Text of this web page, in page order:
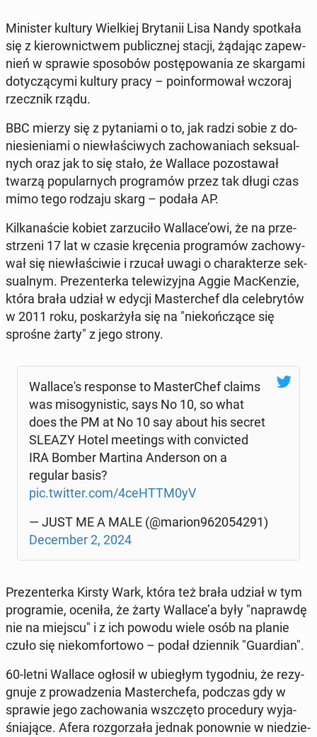
Mi­ni­ster kultury Wiel­kiej Bry­ta­nii Lisa Nandy spo­tka­ła
się z kie­row­nic­twem pu­blicz­nej stacji, żądając za­pew­
nień w sprawie spo­so­bów po­stę­po­wa­nia ze skar­ga­mi
do­ty­czą­cy­mi kultury pracy – po­in­for­mo­wał wczoraj
rzecz­nik rządu.
BBC mierzy się z py­ta­nia­mi o to, jak radzi sobie z do­
nie­sie­nia­mi o nie­wła­ści­wych za­cho­wa­niach sek­su­al­
nych oraz jak to się stało, że Wallace po­zo­sta­wał
twarzą po­pu­lar­nych pro­gra­mów przez tak długi czas
mimo tego rodzaju skarg – podała AP.
Kil­ka­na­ście kobiet za­rzu­ci­ło Wallace’owi, że na prze­
strze­ni 17 lat w czasie krę­ce­nia pro­gra­mów za­cho­wy­
wał się nie­wła­ści­wie i rzucał uwagi o cha­rak­te­rze sek­
su­al­nym. Pre­zen­ter­ka te­le­wi­zyj­na Aggie Mac­Ken­zie,
która brała udział w edycji Ma­ster­chef dla ce­le­bry­tów
w 2011 roku, po­skar­ży­ła się na "nie­koń­czą­ce się
sprośne żarty" z jego strony.
Wal­la­ce­'s re­spon­se to Ma­ster­Chef claims
was mi­so­gy­ni­stic, says No 10, so what
does the PM at No 10 say about his secret
SLEAZY Hotel me­etings with co­nvic­ted
IRA Bomber Martina An­der­son on a
regular basis?
pic.twitter.com/4ceHTTM0yV
— JUST ME A MALE (@marion962054291)
De­cem­ber 2, 2024
Pre­zen­ter­ka Kirsty Wark, która też brała udział w tym
pro­gra­mie, oceniła, że żarty Wallace’a były "na­praw­dę
nie na miejscu" i z ich powodu wiele osób na planie
czuło się nie­kom­for­to­wo – podał dzien­nik "Gu­ar­dian".
60-letni Wallace ogłosił w ubie­głym ty­go­dniu, że re­zy­
gnu­je z pro­wa­dze­nia Ma­ster­che­fa, podczas gdy w
sprawie jego za­cho­wa­nia wsz­czę­to pro­ce­du­ry wy­ja­
śnia­ją­ce. Afera roz­go­rza­ła jednak po­now­nie w nie­dzie­